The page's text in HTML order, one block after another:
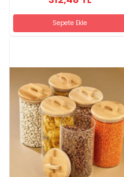
Sepete Ekle